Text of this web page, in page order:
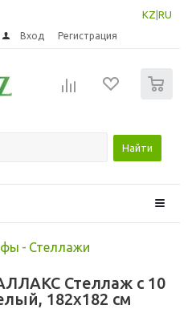
KZ RU
Вход Регистрация
Найти
- Стеллажи
Стеллаж с 10
182x182 см